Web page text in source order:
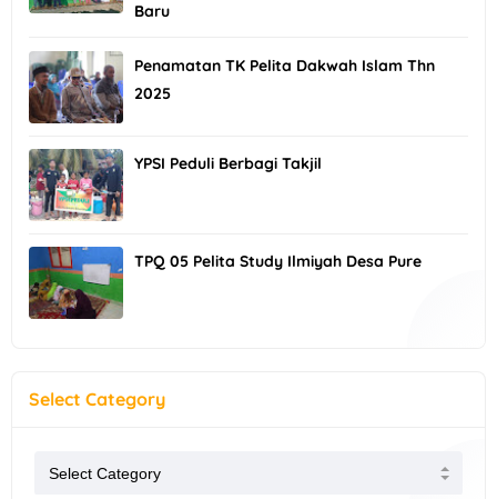
Baru
Penamatan TK Pelita Dakwah Islam Thn
2025
YPSI Peduli Berbagi Takjil
TPQ 05 Pelita Study Ilmiyah Desa Pure
Select Category